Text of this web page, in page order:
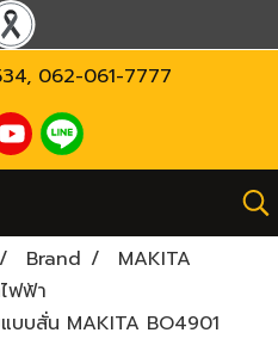
, 062-061-7777
Brand
MAKITA
ฟฟ้า
บบสั่น MAKITA BO4901